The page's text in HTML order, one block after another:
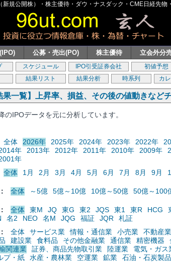
新規公開株）・株主優待・ダウ・ナスダック・CME日経先
公募・売出(PO) 株主優待 立会外分
スケジュール IPO引受証券会社 初値予想
結果リスト 結果分析 時系列 カ
果一覧】上昇率、損益、その後の値動きなど
のIPOデータを元に分析しています。
全体 2026年 2025年 2024年 2023年 2022年
年 2013年 2012年 2011年 2010年 2009年
年
全体 1月 2月 3月 4月 5月 6月 7月 8月 9月
全体 ～5億 5億～10億 10億～50億 50億～100
全体 東M JQ 東G 東2 JQS 東1 東R HCG
名2 NEO 名M JQG 福証 JQR
札証
全体 サービス業 情報・通信業 小売業 不動産業
建設業 食料品 その他金融業 通信業 精密機器
関連業
証券、商品先物取引業 陸運業 電気・ガス
プ・紙 水産・農林業 空運業 鉱業
石油・石炭製品